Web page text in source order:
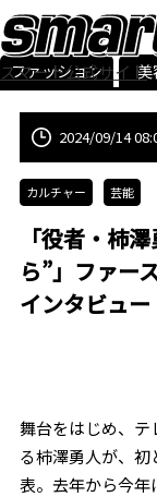
スマート公式サイト
ファッション 美
2024/09/14
カルチャー 芸能
「役者・柿
ら”」ファー
インタビュー
舞台をはじめ、テ
る柿澤勇人が、
表。去年から今年